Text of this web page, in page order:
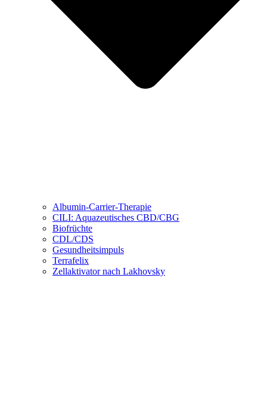
Albumin-Carrier-Therapie
CILI: Aquazeutisches CBD/CBG
Biofrüchte
CDL/CDS
Gesundheitsimpuls
Terrafelix
Zellaktivator nach Lakhovsky